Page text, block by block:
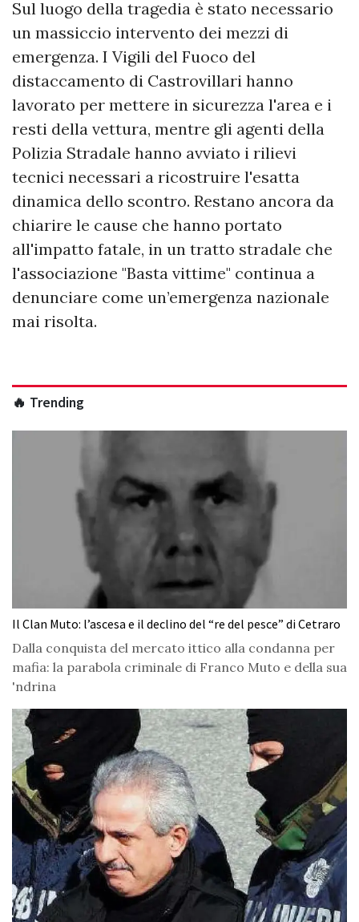
​Sul luogo della tragedia è stato necessario
un massiccio intervento dei mezzi di
emergenza. I Vigili del Fuoco del
distaccamento di Castrovillari hanno
lavorato per mettere in sicurezza l'area e i
resti della vettura, mentre gli agenti della
Polizia Stradale hanno avviato i rilievi
tecnici necessari a ricostruire l'esatta
dinamica dello scontro. Restano ancora da
chiarire le cause che hanno portato
all'impatto fatale, in un tratto stradale che
l'associazione "Basta vittime" continua a
denunciare come un’emergenza nazionale
mai risolta.
🔥 Trending
Il Clan Muto: l’ascesa e il declino del “re del pesce” di Cetraro
Dalla conquista del mercato ittico alla condanna per
mafia: la parabola criminale di Franco Muto e della sua
'ndrina